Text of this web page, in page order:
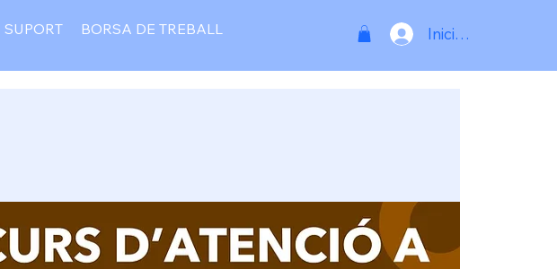
SUPORT BORSA DE TREBALL Inicia la sessió